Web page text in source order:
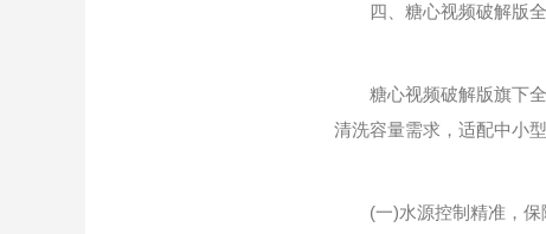
四、糖心视频破解版全
糖心视频破解版旗下全
清洗容量需求，适配中小
(一)水源控制精准，保